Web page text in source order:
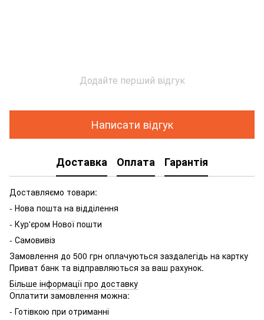
Додайте перший відгук
Написати відгук
Доставка Оплата Гарантія
Доставляємо товари:
- Нова пошта на відділення
- Кур'єром Нової пошти
- Самовивіз
Замовлення до 500 грн оплачуються заздалегідь на картку
Приват банк та відправляються за ваш рахунок.
Більше інформації про доставку
Оплатити замовлення можна:
- Готівкою при отриманні